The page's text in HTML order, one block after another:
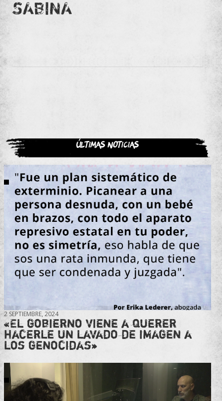
SABINA
Últimas noticias
2 SEPTIEMBRE, 2024
«El gobierno viene a querer
hacerle un lavado de imagen a
los genocidas»